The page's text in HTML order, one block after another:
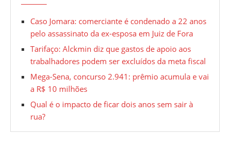
Caso Jomara: comerciante é condenado a 22 anos
pelo assassinato da ex-esposa em Juiz de Fora
Tarifaço: Alckmin diz que gastos de apoio aos
trabalhadores podem ser excluídos da meta fiscal
Mega-Sena, concurso 2.941: prêmio acumula e vai
a R$ 10 milhões
Qual é o impacto de ficar dois anos sem sair à
rua?